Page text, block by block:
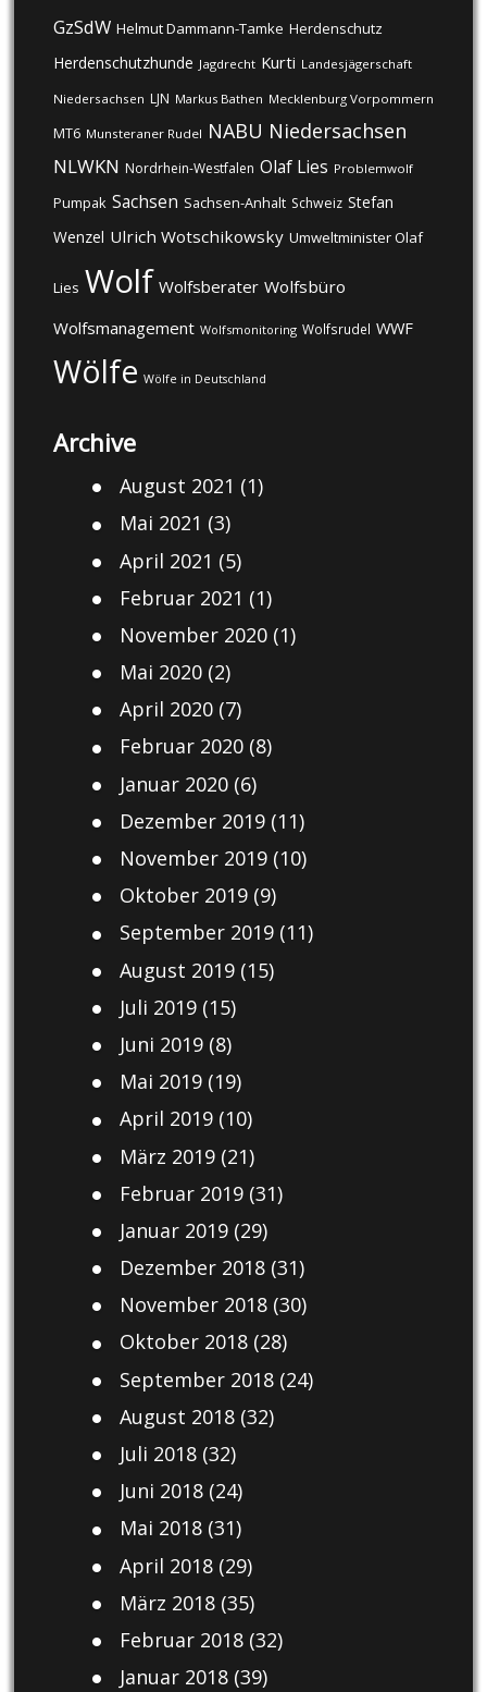
GzSdW Helmut Dammann-Tamke Herdenschutz
Herdenschutzhunde Jagdrecht Kurti Landesjägerschaft
Niedersachsen LJN Markus Bathen Mecklenburg Vorpommern
MT6 Munsteraner Rudel NABU Niedersachsen
NLWKN Nordrhein-Westfalen Olaf Lies Problemwolf
Pumpak Sachsen Sachsen-Anhalt Schweiz Stefan
Wenzel Ulrich Wotschikowsky Umweltminister Olaf
Lies Wolf Wolfsberater Wolfsbüro
Wolfsmanagement Wolfsmonitoring Wolfsrudel WWF
Wölfe Wölfe in Deutschland
Archive
August 2021 (1)
Mai 2021 (3)
April 2021 (5)
Februar 2021 (1)
November 2020(1)
Mai 2020(2)
April 2020(7)
Februar 2020(8)
Januar 2020(6)
Dezember 2019(11)
November 2019(10)
Oktober 2019(9)
September 2019(11)
August 2019(15)
Juli 2019(15)
Juni 2019(8)
Mai 2019(19)
April 2019(10)
März 2019(21)
Februar 2019(31)
Januar 2019(29)
Dezember 2018(31)
November 2018(30)
Oktober 2018(28)
September 2018(24)
August 2018(32)
Juli 2018(32)
Juni 2018(24)
Mai 2018(31)
April 2018(29)
März 2018(35)
Februar 2018(32)
Januar 2018(39)